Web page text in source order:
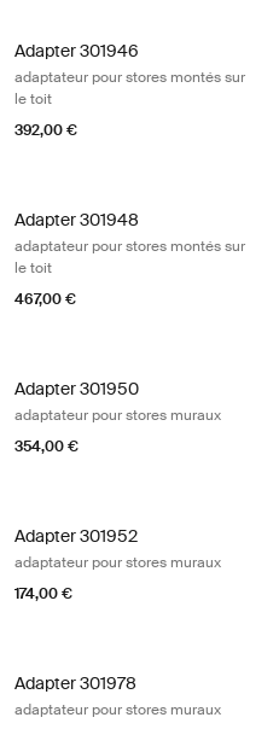
Adapter 301946
adaptateur pour stores montés sur
le toit
392,00 €
Adapter 301948
adaptateur pour stores montés sur
le toit
467,00 €
Adapter 301950
adaptateur pour stores muraux
354,00 €
Adapter 301952
adaptateur pour stores muraux
174,00 €
Adapter 301978
adaptateur pour stores muraux